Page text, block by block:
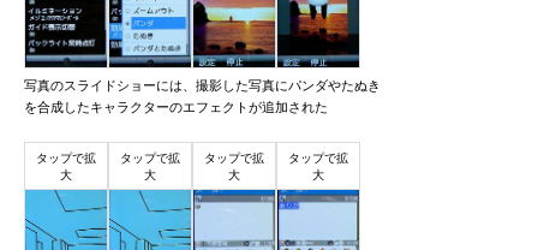
写真のスライドショーには、撮影した写真にパンダやたぬき
を合成したキャラクターのエフェクトが追加された